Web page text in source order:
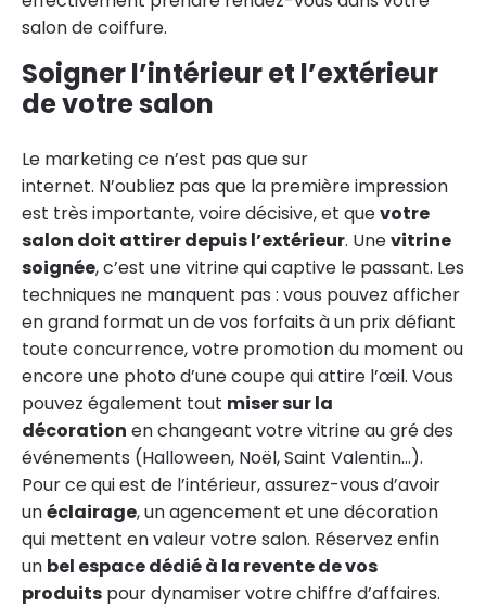
salon de coiffure.
Soigner l’intérieur et l’extérieur
de votre salon
Le marketing ce n’est pas que sur
internet. N’oubliez pas que la première impression
est très importante, voire décisive, et quevotre
salon doit attirer depuis l’extérieur. Unevitrine
soignée, c’est une vitrine qui captive le passant. Les
techniques ne manquent pas : vous pouvez afficher
en grand format un de vos forfaits à un prix défiant
toute concurrence, votre promotion du moment ou
encore une photo d’une coupe qui attire l’œil. Vous
pouvez également tout miser sur la
décoration en changeant votre vitrine au gré des
événements (Halloween, Noël, Saint Valentin…).
Pour ce qui est de l’intérieur, assurez-vous d’avoir
unéclairage, un agencement et une décoration
qui mettent en valeur votre salon. Réservez enfin
un bel espace dédié à la revente de vos
produits pour dynamiser votre chiffre d’affaires.